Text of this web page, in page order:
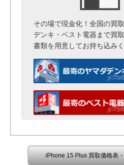
その場で現金化！全国の買
デンキ・ベスト電器まで買
書類を用意してお持ち込み
iPhone 15 Plus 買取価格表